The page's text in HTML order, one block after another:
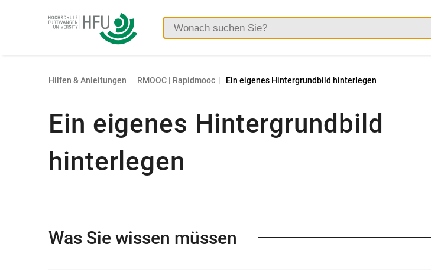
Hochschule
Furtwangen
Hilfen & Anleitungen RMOOC | Rapidmooc Ein eigenes Hintergrundbild hinterlegen
Ein eigenes Hintergrundbild
hinterlegen
Was Sie wissen müssen